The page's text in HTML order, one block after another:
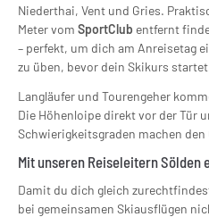
Niederthai, Vent und Gries.
Meter vom SportClub entfernt
– perfekt, um dich am Anreisetag
zu üben, bevor dein Skikurs
Langläufer und Tourengeher
Die Höhenloipe direkt vor der Tür
Schwierigkeitsgraden machen
Mit unseren Reiseleitern Sölden
Damit du dich gleich
bei gemeinsamen Skiausflügen